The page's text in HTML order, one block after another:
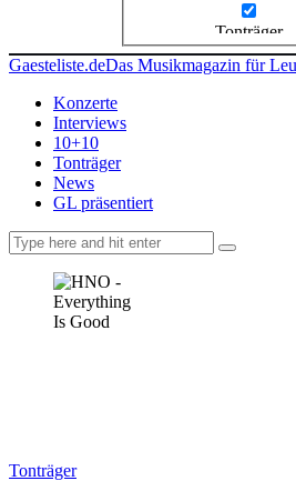
Tonträger
Gaesteliste.deDas Musikmagazin für
Konzerte
Interviews
10+10
Tonträger
News
GL präsentiert
Tonträger